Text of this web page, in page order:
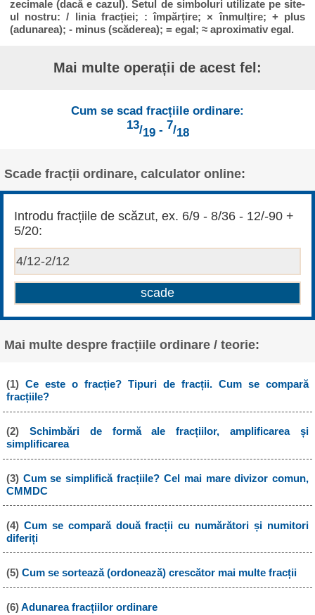
zecimale (dacă e cazul). Setul de simboluri utilizate pe site-
ul nostru: / linia fracției; : împărțire; × înmulțire; + plus
(adunarea); - minus (scăderea); = egal; ≈ aproximativ egal.
Mai multe operații de acest fel:
Cum se scad fracțiile ordinare:
13/19- 7/18
Scade fracții ordinare, calculator online:
Introdu fracțiile de scăzut, ex. 6/9 - 8/36 - 12/-90 +
5/20:
Mai multe despre fracțiile ordinare / teorie:
(1) Ce este o fracție? Tipuri de fracții. Cum se compară
fracțiile?
(2) Schimbări de formă ale fracțiilor, amplificarea și
simplificarea
(3) Cum se simplifică fracțiile? Cel mai mare divizor comun,
CMMDC
(4) Cum se compară două fracții cu numărători și numitori
diferiți
(5) Cum se sortează (ordonează) crescător mai multe fracții
(6)Adunarea fracțiilor ordinare